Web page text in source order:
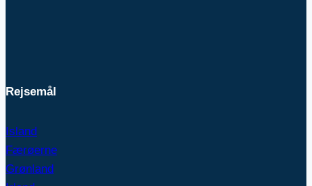
Rejsemål
Island
Færøerne
Grønland